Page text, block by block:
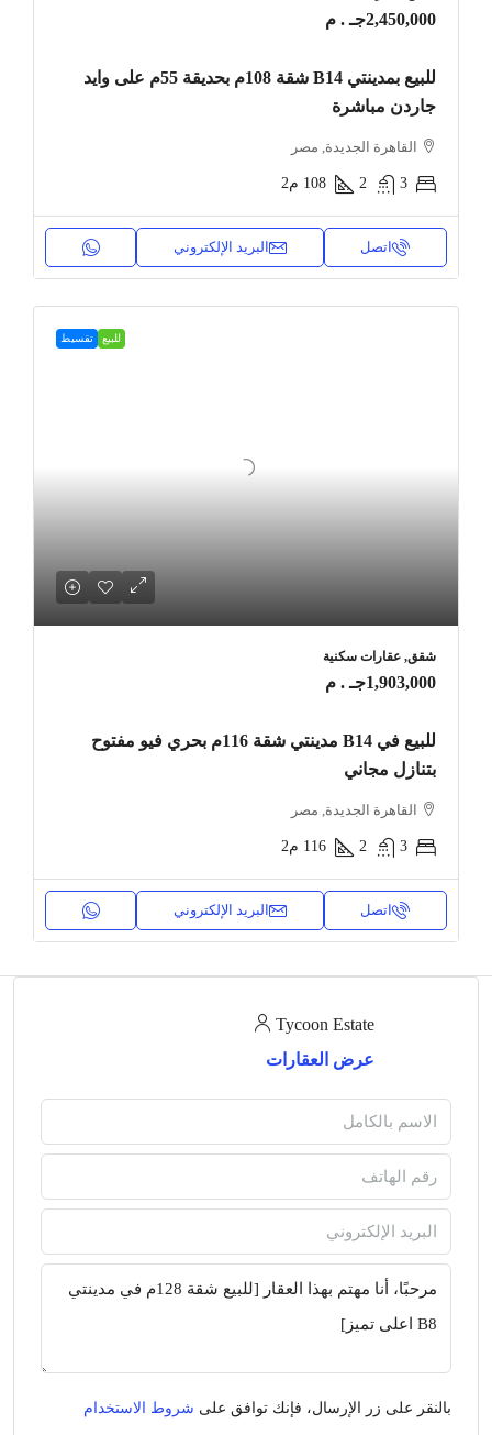
2,450,000جـ . م
للبيع بمدينتي B14 شقة 108م بحديقة 55م على وايد
جاردن مباشرة
القاهرة الجديدة, مصر
3
2
108 م2
اتصل البريد الإلكتروني
للبيع تقسيط
شقق, عقارات سكنية
1,903,000جـ . م
للبيع في B14 مدينتي شقة 116م بحري فيو مفتوح
بتنازل مجاني
القاهرة الجديدة, مصر
3
2
116 م2
اتصل البريد الإلكتروني
Tycoon Estate
عرض العقارات
بالنقر على زر الإرسال، فإنك توافق على شروط الاستخدام